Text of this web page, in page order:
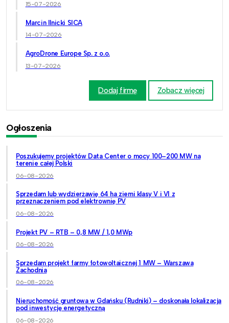
15-07-2026
Marcin Ilnicki SICA
14-07-2026
AgroDrone Europe Sp. z o.o.
13-07-2026
Dodaj firmę Zobacz więcej
Ogłoszenia
Poszukujemy projektów Data Center o mocy 100–200 MW na
terenie całej Polski
06-08-2026
Sprzedam lub wydzierżawię 64 ha ziemi klasy V i VI z
przeznaczeniem pod elektrownię PV
06-08-2026
Projekt PV – RTB – 0,8 MW / 1,0 MWp
06-08-2026
Sprzedam projekt farmy fotowoltaicznej 1 MW – Warszawa
Zachodnia
06-08-2026
Nieruchomość gruntowa w Gdańsku (Rudniki) – doskonała lokalizacja
pod inwestycję energetyczną
06-08-2026